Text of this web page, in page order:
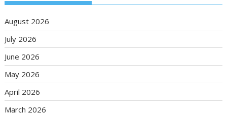
August 2026
July 2026
June 2026
May 2026
April 2026
March 2026